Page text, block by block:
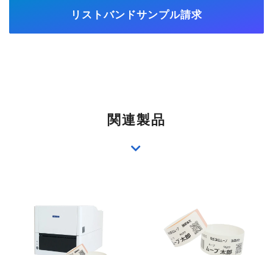
リストバンドサンプル請求
関連製品